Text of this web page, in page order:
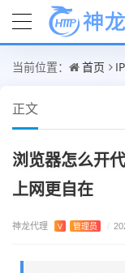
当前位置： 首页
正文
浏览器怎么开
上网更自在
神龙代理 V 管理员 /